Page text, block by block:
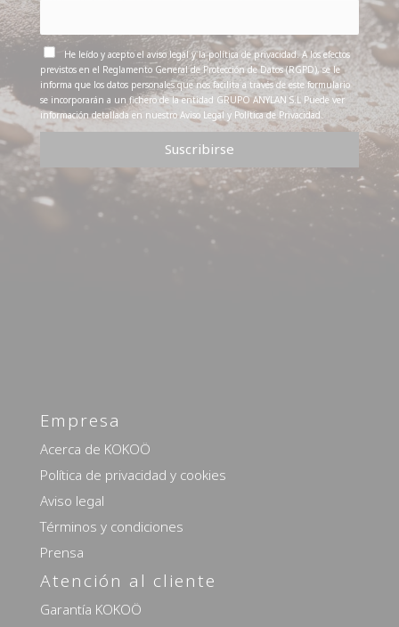
He leído y acepto el aviso legal y la política de privacidad. A los efectos
previstos en el Reglamento General de Protección de Datos (RGPD), se le
informa que los datos personales que nos facilita a través de este formulario
se incorporarán a un fichero de la entidad GRUPO ANYLAN S.L Puede ver
información detallada en nuestro Aviso Legal y Política de Privacidad.
Empresa
Acerca de KOKOÖ
Política de privacidad y cookies
Aviso legal
Términos y condiciones
Prensa
Atención al cliente
Garantía KOKOÖ